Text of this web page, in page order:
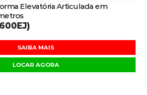
Elevatória Articulada em
SAIBA MAIS
LOCAR AGORA